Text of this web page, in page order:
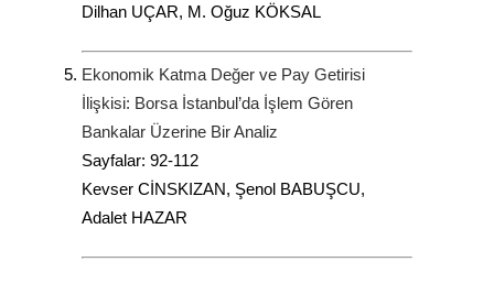
Dilhan UÇAR, M. Oğuz KÖKSAL
Ekonomik Katma Değer ve Pay Getirisi
İlişkisi: Borsa İstanbul’da İşlem Gören
Bankalar Üzerine Bir Analiz
Sayfalar: 92-112
Kevser CİNSKIZAN, Şenol BABUŞCU,
Adalet HAZAR